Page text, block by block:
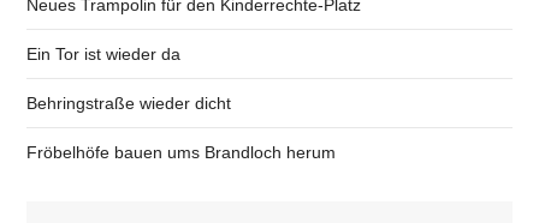
Neues Trampolin für den Kinderrechte-Platz
Ein Tor ist wieder da
Behringstraße wieder dicht
Fröbelhöfe bauen ums Brandloch herum